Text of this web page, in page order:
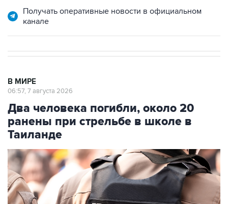
Получать оперативные новости в официальном
канале
В МИРЕ
06:57, 7 августа 2026
Два человека погибли, около 20
ранены при стрельбе в школе в
Таиланде